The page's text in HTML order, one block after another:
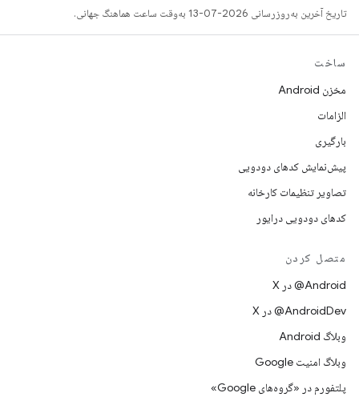
تاریخ آخرین به‌روزرسانی 2026-07-13 به‌وقت ساعت هماهنگ جهانی.
ساخت
مخزن Android
الزامات
بارگیری
پیش‌نمایش کدهای دودویی
تصاویر تنظیمات کارخانه
کدهای دودویی درایور
متصل کردن
‫‎@Android در X
‫‎@AndroidDev در X
وبلاگ Android
وبلاگ امنیت Google
پلتفورم در «گروه‌های Google»